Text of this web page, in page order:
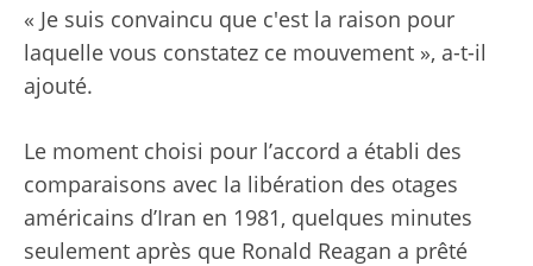
« Je suis convaincu que c'est la raison pour
laquelle vous constatez ce mouvement », a-t-il
ajouté.
Le moment choisi pour l’accord a établi des
comparaisons avec la libération des otages
américains d’Iran en 1981, quelques minutes
seulement après que Ronald Reagan a prêté